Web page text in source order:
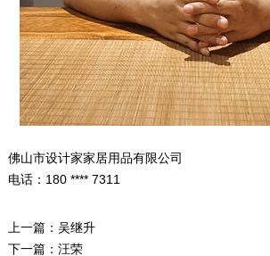
佛山市设计家家居用品有限公司
电话：180 **** 7311
上一篇： 吴继升
下一篇： 汪荣